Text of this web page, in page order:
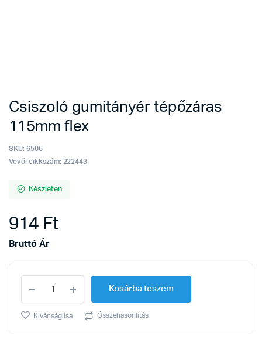
Csiszoló gumitányér tépőzáras
115mm flex
SKU: 6506
Vevői cikkszám: 222443
Készleten
914 Ft
Bruttó Ár
gumitányér
tépőzáras
115mm
quantity
Kosárba teszem
Kívánságlisa Összehasonlítás